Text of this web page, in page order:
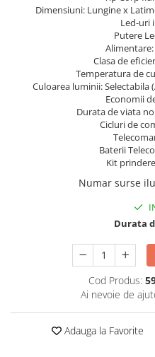
Dimensiuni: Lungine x
Led-uri
Putere
Alimentare:
Clasa de
Temperatura de
Culoarea luminii: Selectabila
Economii
Durata de viata
Cicluri de
Baterii
Kit
Numar surse
Durata
Cod Produs:
Ai nevoie de
Adauga la Favorite